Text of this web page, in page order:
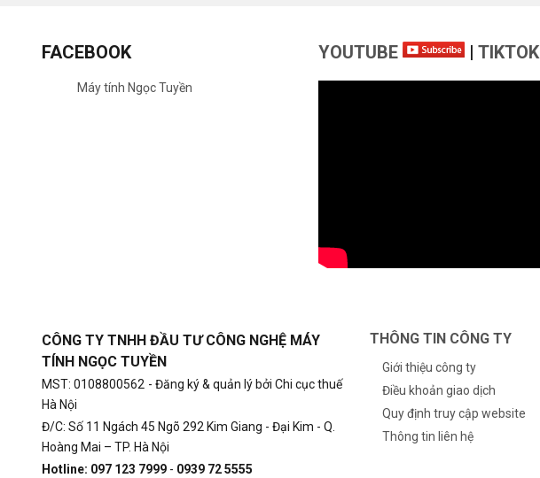
FACEBOOK
Máy tính Ngọc Tuyền
YOUTUBE | TIKTOK
CÔNG TY TNHH ĐẦU TƯ CÔNG NGHỆ MÁY
TÍNH NGỌC TUYỀN
MST: 0108800562 - Đăng ký & quản lý bởi Chi cục thuế
Hà Nội
Đ/C: Số 11 Ngách 45 Ngõ 292 Kim Giang - Đại Kim - Q.
Hoàng Mai – TP. Hà Nội
Hotline: 097 123 7999 - 0939 72 5555
THÔNG TIN CÔNG TY
Giới thiệu công ty
Điều khoản giao dịch
Quy định truy cập website
Thông tin liên hệ